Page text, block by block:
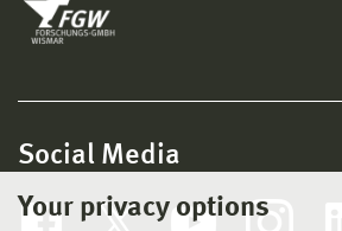
Your privacy options
Social Media